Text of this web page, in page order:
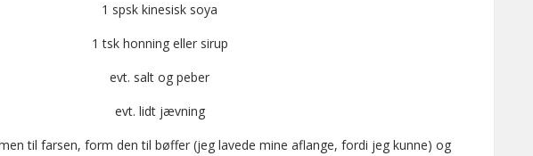
1 spsk kinesisk soya
1 tsk honning eller sirup
evt. salt og peber
evt. lidt jævning
til farsen, form den til bøffer (jeg lavede mine aflange, fordi jeg kunne) og